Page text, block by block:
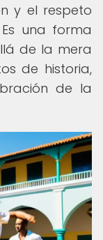
y el respeto
una forma
de la mera
de historia,
de la